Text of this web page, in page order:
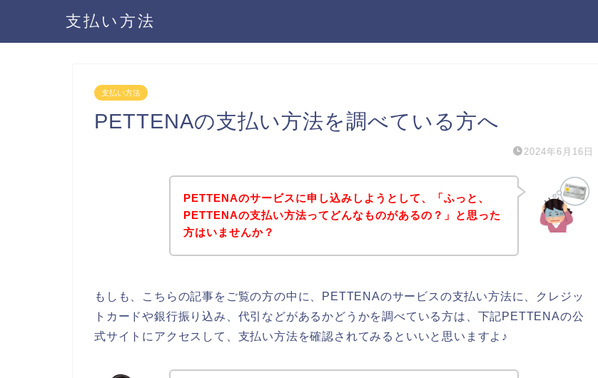
支払い方法
支払い方法
PETTENAの支払い方法を調べている方へ
2024年6月16日
PETTENAのサービスに申し込みしようとして、「ふっと、
PETTENAの支払い方法ってどんなものがあるの？」と思った
方はいませんか？
もしも、こちらの記事をご覧の方の中に、PETTENAのサービスの支払い方法に、クレジッ
トカードや銀行振り込み、代引などがあるかどうかを調べている方は、下記PETTENAの公
式サイトにアクセスして、支払い方法を確認されてみるといいと思いますよ♪